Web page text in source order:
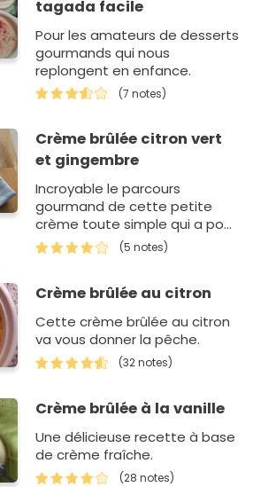
tagada facile
Pour les amateurs de desserts
gourmands qui nous
replongent en enfance.
(7 notes)
Crème brûlée citron vert
et gingembre
Incroyable le parcours
gourmand de cette petite
crème toute simple qui a pour
ancêtre la crème catalane !
Depuis plus de 20 ans, elle
da…
(5 notes)
Crème brûlée au citron
Cette crème brûlée au citron
va vous donner la pêche.
(32 notes)
Crème brûlée à la vanille
Une délicieuse recette à base
de crème fraîche.
(28 notes)